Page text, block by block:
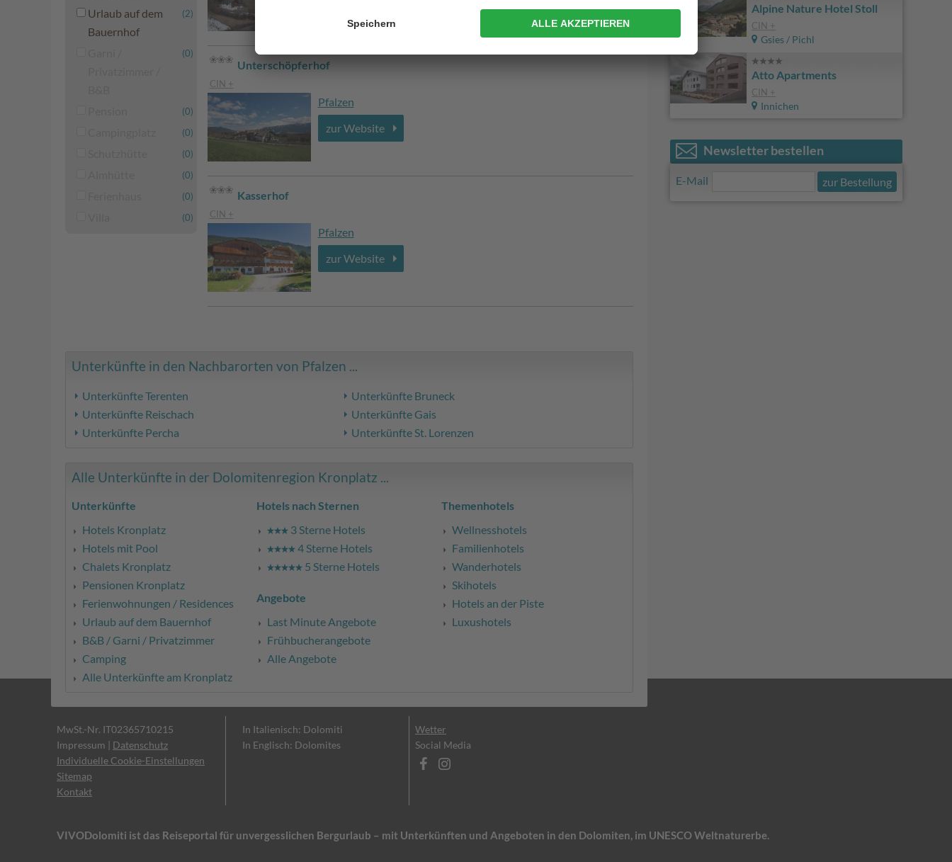
Urlaub auf dem
Bauernhof
(2)
(0)
(0)
(0)
(0)
(0)
(0)
(0)
Unterschöpferhof
CIN +
Pfalzen
zur Website
Kasserhof
CIN +
Pfalzen
zur Website
Unterkünfte in den Nachbarorten von Pfalzen ...
Unterkünfte Terenten
Unterkünfte Bruneck
Unterkünfte Reischach
Unterkünfte Gais
Unterkünfte Percha
Unterkünfte St. Lorenzen
Alle Unterkünfte in der Dolomitenregion Kronplatz ...
Unterkünfte
Hotels Kronplatz
Hotels mit Pool
Chalets Kronplatz
Pensionen Kronplatz
Ferienwohnungen / Residences
Urlaub auf dem Bauernhof
B&B / Garni / Privatzimmer
Camping
Alle Unterkünfte am Kronplatz
Hotels nach Sternen
3 Sterne Hotels
4 Sterne Hotels
5 Sterne Hotels
Angebote
Last Minute Angebote
Frühbucherangebote
Alle Angebote
Themenhotels
Wellnesshotels
Familienhotels
Wanderhotels
Skihotels
Hotels an der Piste
Luxushotels
Alpine Nature Hotel Stoll
CIN +
Gsies / Pichl
Atto Apartments
CIN +
Innichen
Newsletter bestellen
E-Mail
MwSt.-Nr. IT02365710215
Impressum | Datenschutz
Individuelle Cookie-Einstellungen
Sitemap
Kontakt
In Italienisch: Dolomiti
In Englisch: Dolomites
Wetter
Social Media
VIVODolomiti ist das Reiseportal für unvergesslichen Bergurlaub – mit Unterkünften und Angeboten in den Dolomiten, im UNESCO Weltnaturerbe.